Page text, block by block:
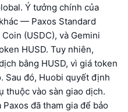
Ý tưởng chính của
— Paxos Standard
(USDC), và Gemini
HUSD. Tuy nhiên,
bằng HUSD, vì giá token
Sau đó, Huobi quyết định
thuộc vào sàn giao dịch.
đã tham gia để bảo